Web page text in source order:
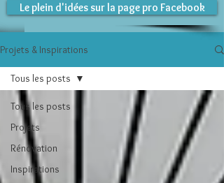
Le plein d'idées sur la page pro Facebook
Projets & Inspirations
Tous les posts
Projets
Rénovation
Inspirations
Tous les posts